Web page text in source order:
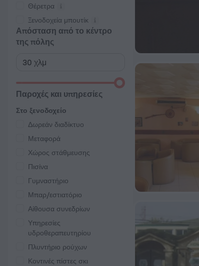
Θέρετρα
Ξενοδοχεία μπουτίκ
Απόσταση από το κέντρο
της πόλης
Παροχές και υπηρεσίες
Στο ξενοδοχείο
Δωρεάν διαδίκτυο
Μεταφορά
Χώρος στάθμευσης
Πισίνα
Γυμναστήριο
Μπαρ/εστιατόριο
Αίθουσα συνεδρίων
Υπηρεσίες
υδροθεραπευτηρίου
Πλυντήριο ρούχων
Κοντινές πίστες σκι